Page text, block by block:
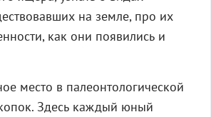
на земле, про их
как они появились и
место в палеонтологической
Здесь каждый юный